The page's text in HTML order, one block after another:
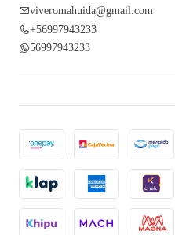
viveromahuida@gmail.com
+56997943233
56997943233